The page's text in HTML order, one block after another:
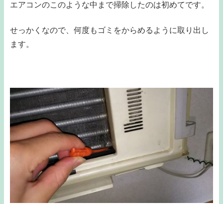
エアコンのこのような中まで掃除したのは初めてです。
せっかくなので、何度もゴミをからめるように取り出し
ます。